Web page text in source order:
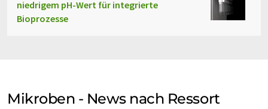
niedrigem pH-Wert für integrierte
Bioprozesse
Mikroben - News nach Ressort